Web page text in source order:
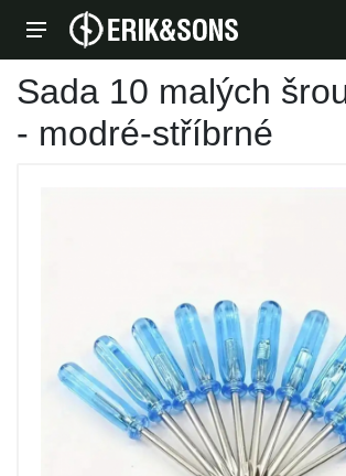
Sada 10 malých
- modré-stříbrné